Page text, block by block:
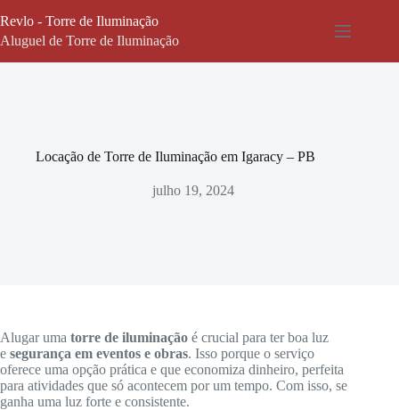
para
o
Revlo - Torre de Iluminação
Aluguel de Torre de Iluminação
Locação de Torre de Iluminação em Igaracy – PB
julho 19, 2024
Alugar uma torre de iluminação é crucial para ter boa luz
e segurança em eventos e obras. Isso porque o serviço
oferece uma opção prática e que economiza dinheiro, perfeita
para atividades que só acontecem por um tempo. Com isso, se
ganha uma luz forte e consistente.